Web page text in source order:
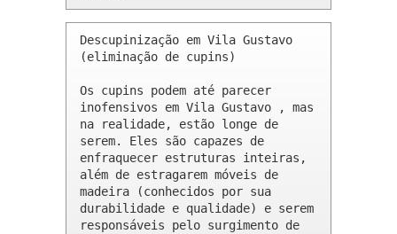
Descupinização em Vila Gustavo
(eliminação de cupins)
Os cupins podem até parecer
inofensivos em Vila Gustavo , mas
na realidade, estão longe de
serem. Eles são capazes de
enfraquecer estruturas inteiras,
além de estragarem móveis de
madeira (conhecidos por sua
durabilidade e qualidade) e serem
responsáveis pelo surgimento de